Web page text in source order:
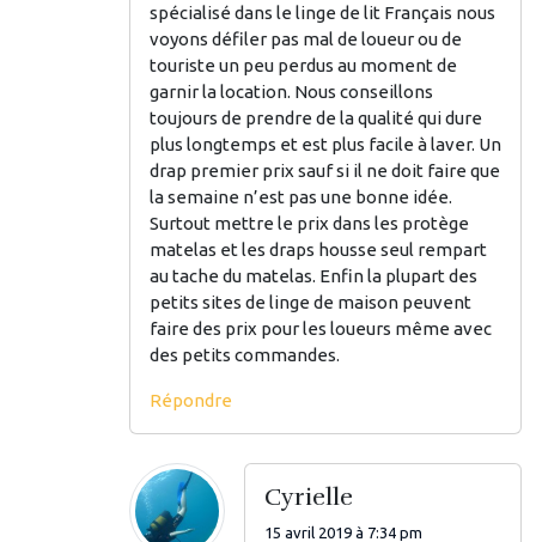
spécialisé dans le linge de lit Français nous
voyons défiler pas mal de loueur ou de
touriste un peu perdus au moment de
garnir la location. Nous conseillons
toujours de prendre de la qualité qui dure
plus longtemps et est plus facile à laver. Un
drap premier prix sauf si il ne doit faire que
la semaine n’est pas une bonne idée.
Surtout mettre le prix dans les protège
matelas et les draps housse seul rempart
au tache du matelas. Enfin la plupart des
petits sites de linge de maison peuvent
faire des prix pour les loueurs même avec
des petits commandes.
Répondre
Cyrielle
15 avril 2019 à 7:34 pm